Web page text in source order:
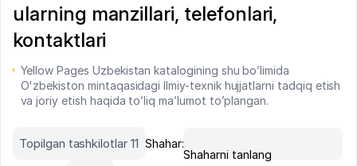
ularning manzillari, telefonlari,
kontaktlari
Yellow Pages Uzbekistan katalogining shu bo’limida
O'zbekiston mintaqasidagi Ilmiy-texnik hujjatlarni tadqiq etish
va joriy etish haqida to’liq ma’lumot to’plangan.
Topilgan tashkilotlar 11 Shahar:
Shaharni tanlang